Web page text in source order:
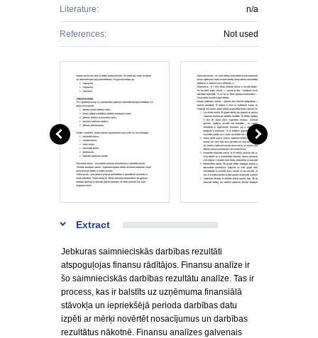
Literature: n/a
References: Not used
Extract
Jebkuras saimnieciskās darbības rezultāti
atspoguļojas finansu rādītājos. Finansu analīze ir
šo saimnieciskās darbības rezultātu analīze. Tas ir
process, kas ir balstīts uz uzņēmuma finansiālā
stāvokļa un iepriekšējā perioda darbības datu
izpēti ar mērķi novērtēt nosacījumus un darbības
rezultātus nākotnē. Finansu analīzes galvenais